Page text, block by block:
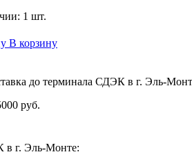
1 шт.
В корзину
до терминала СДЭК в г. Эль-
руб.
в г. Эль-Монте: